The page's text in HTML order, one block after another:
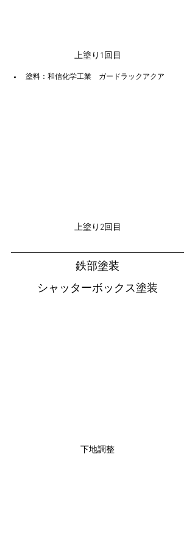
上塗り1回目
塗料：和信化学工業　ガードラックアクア
上塗り2回目
鉄部塗装
シャッターボックス塗装
下地調整